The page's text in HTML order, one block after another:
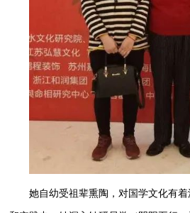
她自幼受祖辈熏陶，对国学文化有